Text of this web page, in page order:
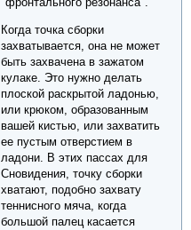
Когда точка сборки
захватывается, она не может
быть захвачена в зажатом
кулаке. Это нужно делать
плоской раскрытой ладонью,
или крюком, образованным
вашей кистью, или захватить
ее пустым отверстием в
ладони. В этих пассах для
Сновидения, точку сборки
хватают, подобно захвату
теннисного мяча, когда
большой палец касается